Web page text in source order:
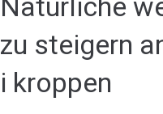
Natürliche
zu steigern
i kroppen